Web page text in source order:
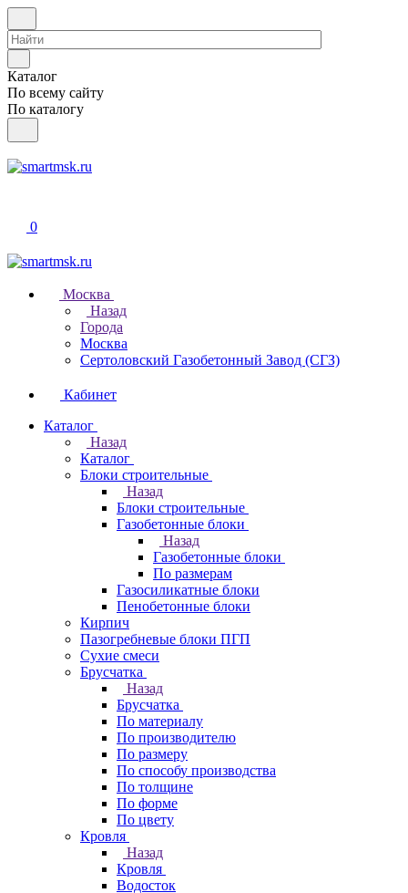
Каталог
По всему сайту
По каталогу
0
Москва
Назад
Города
Москва
Сертоловский Газобетонный Завод (СГЗ)
Кабинет
Каталог
Назад
Каталог
Блоки строительные
Назад
Блоки строительные
Газобетонные блоки
Назад
Газобетонные блоки
По размерам
Газосиликатные блоки
Пенобетонные блоки
Кирпич
Пазогребневые блоки ПГП
Сухие смеси
Брусчатка
Назад
Брусчатка
По материалу
По производителю
По размеру
По способу производства
По толщине
По форме
По цвету
Кровля
Назад
Кровля
Водосток